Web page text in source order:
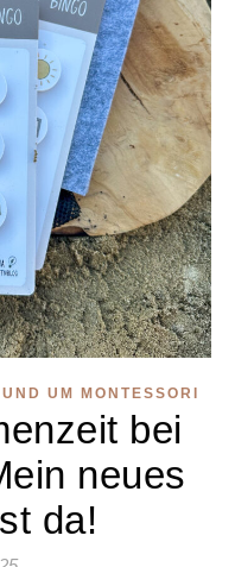
UM MONTESSORI
bei
neues
da!